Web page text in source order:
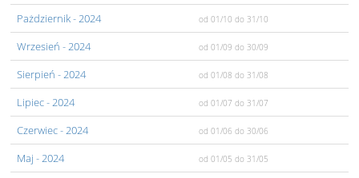
Pażdziernik- 2024 od 01/10 do 31/10
Wrzesień - 2024 od 01/09 do 30/09
Sierpień - 2024 od 01/08 do 31/08
Lipiec- 2024 od 01/07 do 31/07
Czerwiec- 2024 od 01/06 do 30/06
Maj - 2024 od 01/05 do 31/05